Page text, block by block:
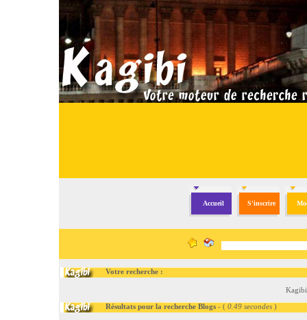
Accueil S'inscrire
Votre recherche :
Résultats pour la recherche Blogs - ( 0.49 secondes )